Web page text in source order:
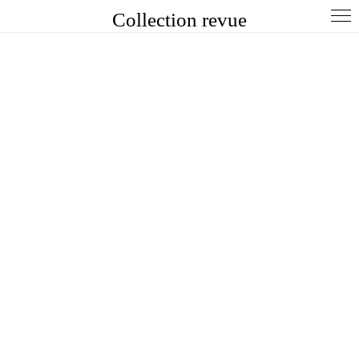
Collection revue